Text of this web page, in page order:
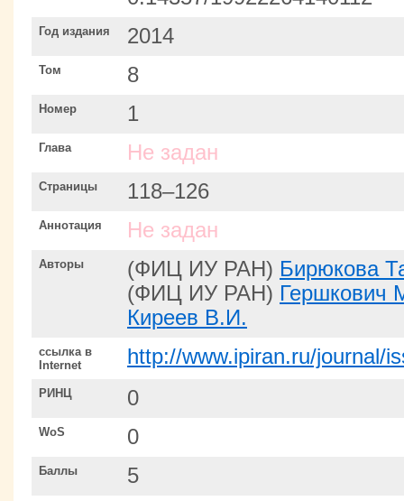
Год издания 2014
Том 8
Номер 1
Глава Не задан
Страницы 118–126
Аннотация Не задан
Авторы (ФИЦ ИУ РАН) Бирюкова
(ФИЦ ИУ РАН) Гершкович
Киреев В.И.
ссылка в
Internet
http://www.ipiran.ru/journal/
РИНЦ 0
WoS 0
Баллы 5